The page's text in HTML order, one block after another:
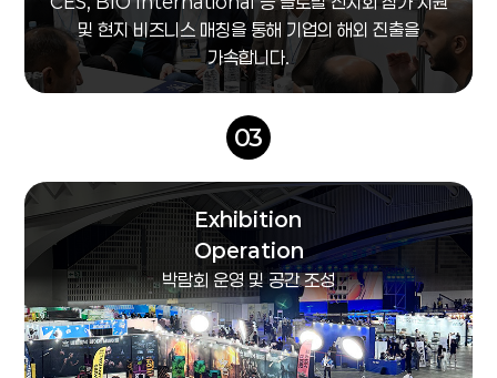
및 현지 비즈니스 매칭을 통해 기업의 해외 진출을
가속합니다.
03
Exhibition
Operation
박람회 운영 및 공간 조성